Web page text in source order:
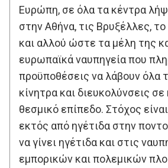
Ευρώπη, σε όλα τα κέντρα
στην Αθήνα, τις Βρυξέλλες,
και αλλού ώστε τα μέλη της
ευρωπαϊκά ναυπηγεία που
προϋποθέσεις να λάβουν όλα
κίνητρα και διευκολύνσεις σε
θεσμικό επίπεδο. Στόχος
εκτός από ηγέτιδα στην
να γίνει ηγέτιδα και στις
εμπορικών και πολεμικών